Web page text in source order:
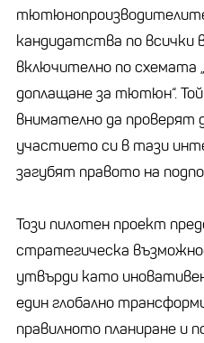
кандидатства по всички
включително по схемата
доплащане за тютюн“.
внимателно да проверят
участието си в тази
загубят правото на
Този пилотен проект
стратегическа
утвърди като
един глобално
правилното планиране и